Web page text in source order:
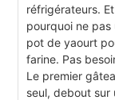
réfrigérateurs.
pourquoi ne pas
pot de yaourt
farine. Pas
Le premier
seul, debout sur